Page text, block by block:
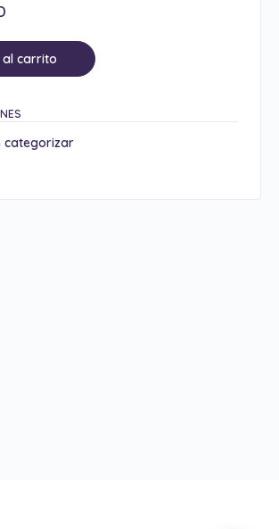
al carrito
categorizar